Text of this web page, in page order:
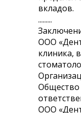
вкладов.
.........
ООО
клиника,
Общество
ООО